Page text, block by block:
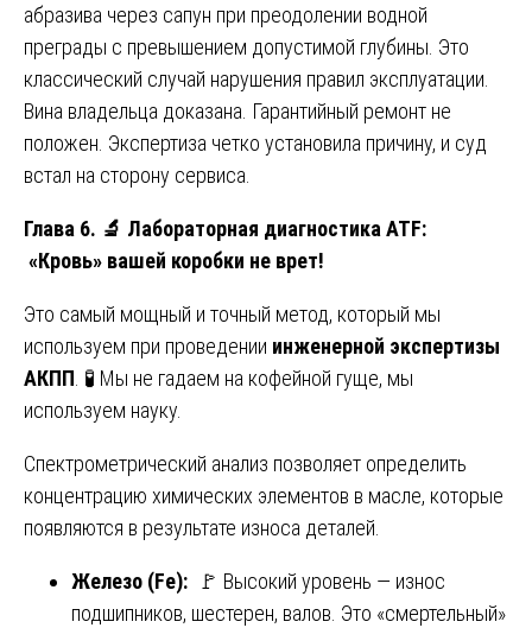
абразива через сапун при преодолении водной
преграды с превышением допустимой глубины. Это
классический случай нарушения правил эксплуатации.
Вина владельца доказана. Гарантийный ремонт не
положен. Экспертиза четко установила причину, и суд
встал на сторону сервиса.
Глава 6. 🔬 Лабораторная диагностика ATF:
«Кровь» вашей коробки не врет!
Это самый мощный и точный метод, который мы
используем при проведении инженерной экспертизы
АКПП . 🧪 Мы не гадаем на кофейной гуще, мы
используем науку.
Спектрометрический анализ позволяет определить
концентрацию химических элементов в масле, которые
появляются в результате износа деталей.
Железо (Fe):
🚩 Высокий уровень — износ
подшипников, шестерен, валов. Это «смертельный»